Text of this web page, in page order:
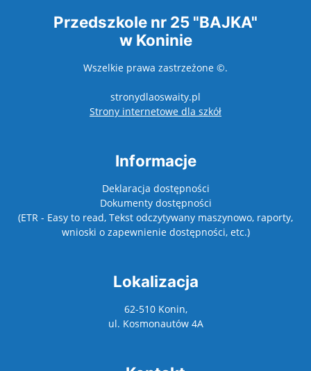
Przedszkole nr 25 "BAJKA"
w Koninie
Wszelkie prawa zastrzeżone ©.
stronydlaoswaity.pl
Strony internetowe dla szkółotwiera się w
Informacje
Deklaracja dostępności
Dokumenty dostępności
(ETR - Easy to read, Tekst odczytywany maszynowo, raporty,
wnioski o zapewnienie dostępności, etc.)
Lokalizacja
62-510 Konin,
ul. Kosmonautów 4A